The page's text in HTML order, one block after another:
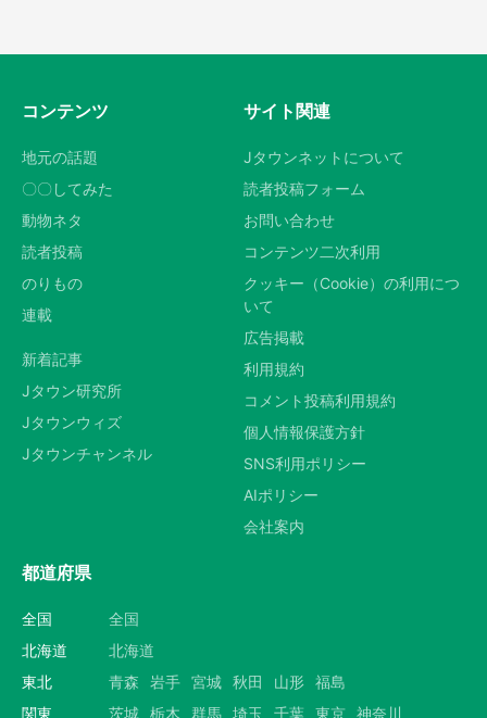
コンテンツ
地元の話題
〇〇してみた
動物ネタ
読者投稿
のりもの
連載
新着記事
Jタウン研究所
Jタウンウィズ
Jタウンチャンネル
サイト関連
Jタウンネットについて
読者投稿フォーム
お問い合わせ
コンテンツ二次利用
クッキー（Cookie）の利用につ
いて
広告掲載
利用規約
コメント投稿利用規約
個人情報保護方針
SNS利用ポリシー
AIポリシー
会社案内
都道府県
全国
全国
北海道
北海道
東北
青森 岩手 宮城 秋田 山形 福島
関東
茨城 栃木 群馬 埼玉 千葉 東京 神奈川